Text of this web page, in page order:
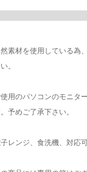
素材を使用している為
。
用のパソコンのモニタ
予めご了承下さい。
レンジ、食洗機、対応